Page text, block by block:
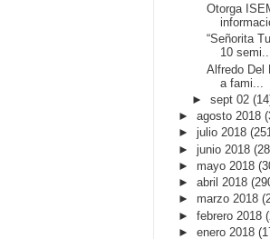
Otorga
“Señorita
10
Alfredo Del
a fami...
►sept 02
► agosto 2018
► julio 2018
► junio 2018
► mayo 2018
► abril 2018
► marzo 2018
► febrero 2018
► enero 2018